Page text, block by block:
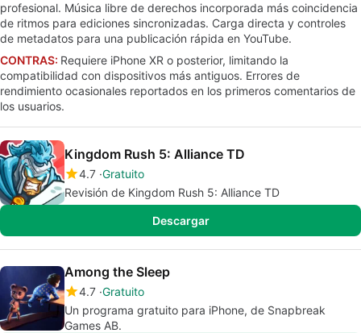
profesional. Música libre de derechos incorporada más coincidencia
de ritmos para ediciones sincronizadas. Carga directa y controles
de metadatos para una publicación rápida en YouTube.
CONTRAS: Requiere iPhone XR o posterior, limitando la
compatibilidad con dispositivos más antiguos. Errores de
rendimiento ocasionales reportados en los primeros comentarios de
los usuarios.
Kingdom Rush 5: Alliance TD
4.7 Gratuito
Revisión de Kingdom Rush 5: Alliance TD
Descargar
Among the Sleep
4.7 Gratuito
Un programa gratuito para iPhone, de Snapbreak
Games AB.